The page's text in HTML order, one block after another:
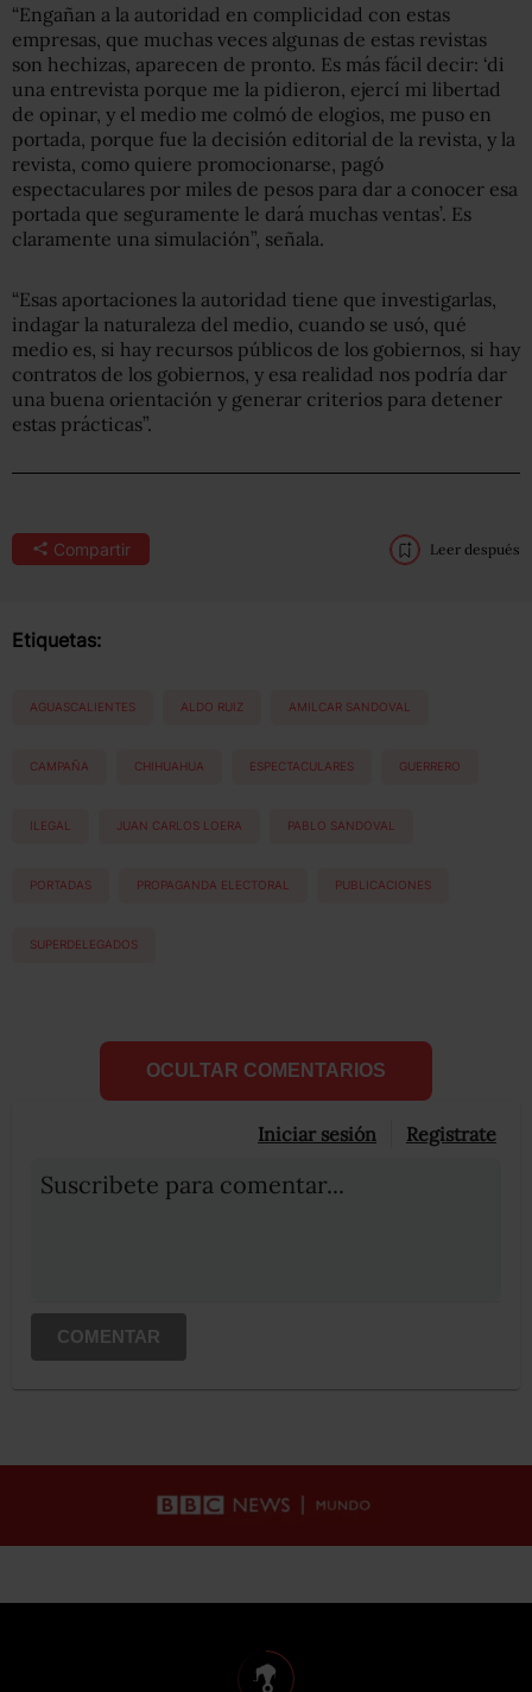
“Engañan a la autoridad en complicidad con estas
empresas, que muchas veces algunas de estas revistas
son hechizas, aparecen de pronto. Es más fácil decir: ‘di
una entrevista porque me la pidieron, ejercí mi libertad
de opinar, y el medio me colmó de elogios, me puso en
portada, porque fue la decisión editorial de la revista, y la
revista, como quiere promocionarse, pagó
espectaculares por miles de pesos para dar a conocer esa
portada que seguramente le dará muchas ventas’. Es
claramente una simulación”, señala.
“Esas aportaciones la autoridad tiene que investigarlas,
indagar la naturaleza del medio, cuando se usó, qué
medio es, si hay recursos públicos de los gobiernos, si hay
contratos de los gobiernos, y esa realidad nos podría dar
una buena orientación y generar criterios para detener
estas prácticas”.
Compartir Leer después
Etiquetas:
AGUASCALIENTES ALDO RUIZ AMILCAR SANDOVAL
CAMPAÑA CHIHUAHUA ESPECTACULARES GUERRERO
ILEGAL JUAN CARLOS LOERA PABLO SANDOVAL
PORTADAS PROPAGANDA ELECTORAL PUBLICACIONES
SUPERDELEGADOS
OCULTAR COMENTARIOS
Iniciar sesión Registrate
Suscribete para comentar...
COMENTAR